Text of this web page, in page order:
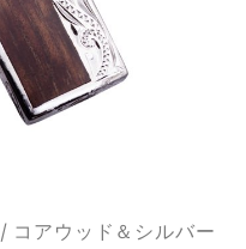
/ コアウッド＆シルバー